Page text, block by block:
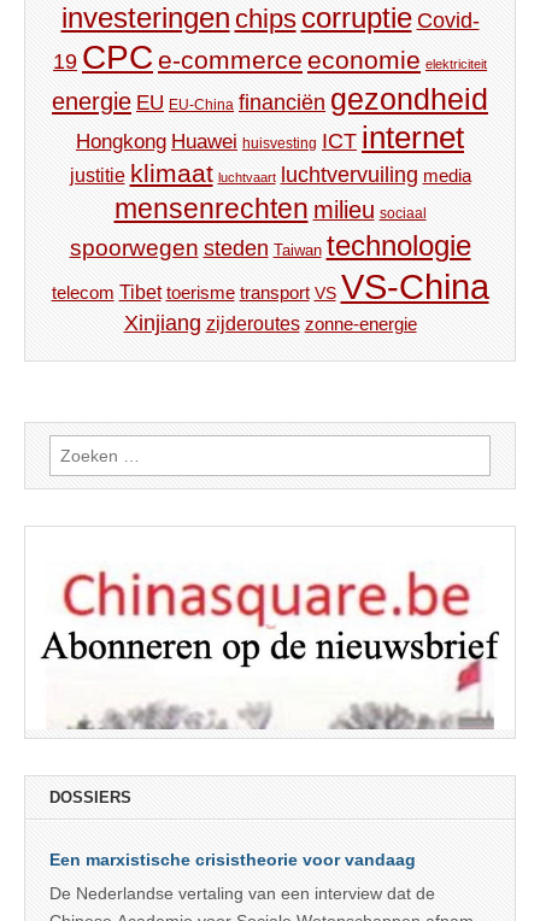
investeringen chips corruptie Covid-
19 CPC e-commerce economie elektriciteit
energie EU EU-China financiën gezondheid
Hongkong Huawei huisvesting ICT internet
justitie klimaat luchtvaart luchtvervuiling media
mensenrechten milieu sociaal
spoorwegen steden Taiwan technologie
telecom Tibet toerisme transport VS VS-China
Xinjiang zijderoutes zonne-energie
Zoeken
naar:
DOSSIERS
Een marxistische crisistheorie voor vandaag
De Nederlandse vertaling van een interview dat de